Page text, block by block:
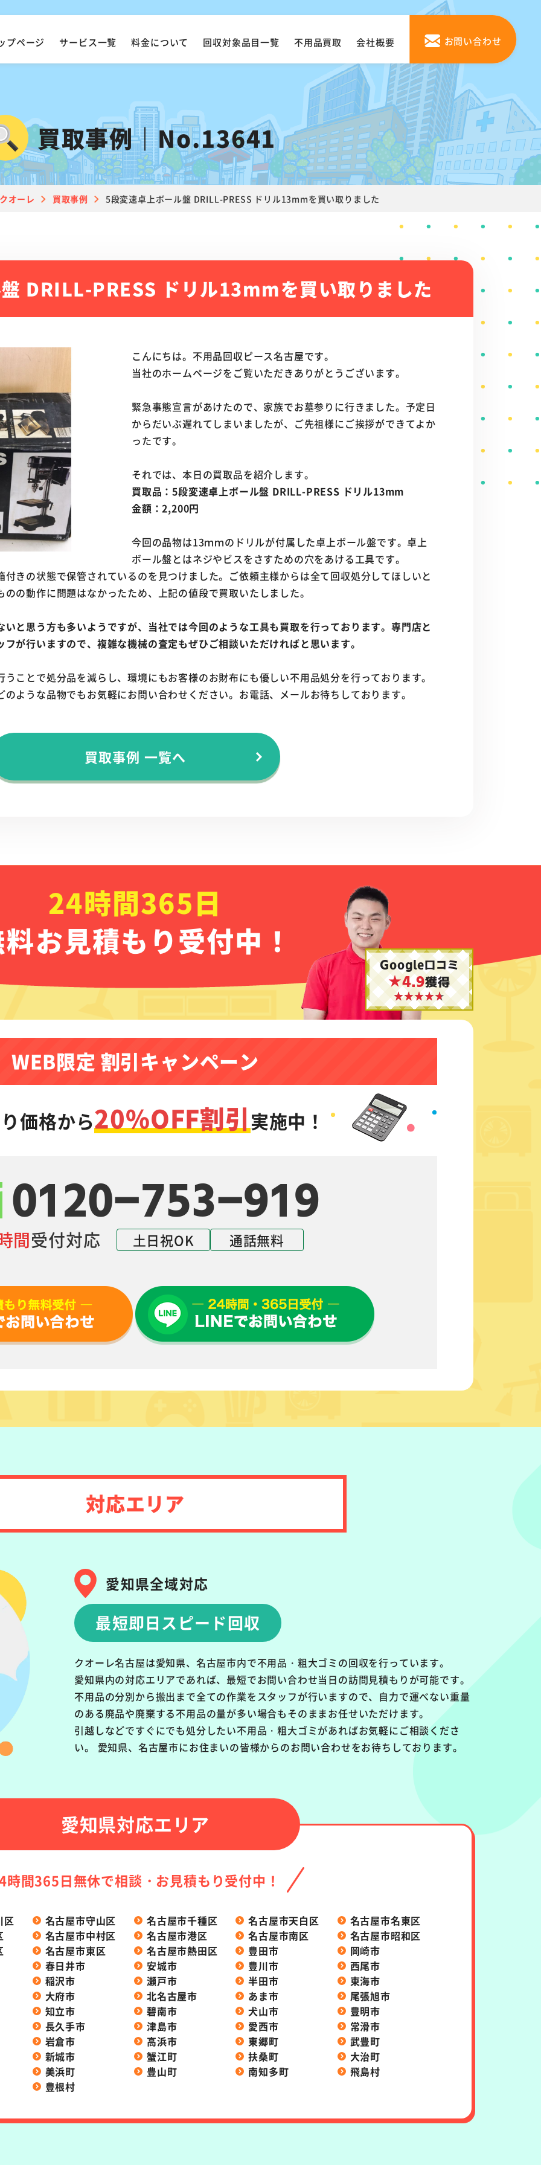
プページ サービス一覧 料金について 回収対象品目一覧 不用品買取 会社概要 お問い合わせ
買取事例｜No.13641
オーレ 買取事例 5段変速卓上ボール盤 DRILL-PRESS ドリル13mmを買い取りました
DRILL-PRESS ドリル13mmを買い取りました
こんにちは。不用品回収ピース名古屋です。
当社のホームページをご覧いただきありがとうございます。
緊急事態宣言があけたので、家族でお墓参りに行きました。予定日
からだいぶ遅れてしまいましたが、ご先祖様にご挨拶ができてよか
ったです。
それでは、本日の買取品を紹介します。
買取品：5段変速卓上ボール盤 DRILL-PRESS ドリル13mm
金額：2,200円
今回の品物は13ｍｍのドリルが付属した卓上ボール盤です。卓上
ボール盤とはネジやビスをさすための穴をあける工具です。
きの状態で保管されているのを見つけました。ご依頼主様からは全て回収処分してほしいと
の動作に問題はなかったため、上記の値段で買取いたしました。
と思う方も多いようですが、当社では今回のような工具も買取を行っております。専門店と
が行いますので、複雑な機械の査定もぜひご相談いただければと思います。
ことで処分品を減らし、環境にもお客様のお財布にも優しい不用品処分を行っております。
ような品物でもお気軽にお問い合わせください。お電話、メールお待ちしております。
買取事例 一覧へ
24時間365日
お見積もり受付中！
Google口コミ
★4.9獲得
WEB限定 割引キャンペーン
価格から20%OFF割引実施中！
0120-753-919
間受付対応 土日祝OK 通話無料
対応エリア
愛知県全域対応
最短即日スピード回収
クオーレ名古屋は愛知県、名古屋市内で不用品・粗大ゴミの回収を行っています。
愛知県内の対応エリアであれば、最短でお問い合わせ当日の訪問見積もりが可能です。
不用品の分別から搬出まで全ての作業をスタッフが行いますので、自力で運べない重量
のある廃品や廃棄する不用品の量が多い場合もそのままお任せいただけます。
引越しなどですぐにでも処分したい不用品・粗大ゴミがあればお気軽にご相談くださ
い。 愛知県、名古屋市にお住まいの皆様からのお問い合わせをお待ちしております。
愛知県対応エリア
時間365日無休で相談・お見積もり受付中！
区 名古屋市守山区 名古屋市千種区 名古屋市天白区
名古屋市名東区
名古屋市中村区 名古屋市港区 名古屋市南区
名古屋市昭和区
名古屋市東区 名古屋市熱田区 豊田市
岡崎市
春日井市
安城市 豊川市
西尾市
稲沢市
瀬戸市 半田市
東海市
大府市
北名古屋市 あま市
尾張旭市
知立市
碧南市 犬山市
豊明市
長久手市
津島市 愛西市
常滑市
岩倉市
高浜市 東郷町
武豊町
新城市
蟹江町 扶桑町
大治町
美浜町
豊山町 南知多町
飛島村
豊根村